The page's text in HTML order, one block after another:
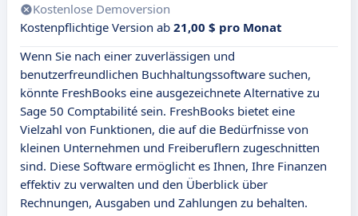
Kostenlose Demoversion
Kostenpflichtige Version ab 21,00 $ pro Monat
Wenn Sie nach einer zuverlässigen und
benutzerfreundlichen Buchhaltungssoftware suchen,
könnte FreshBooks eine ausgezeichnete Alternative zu
Sage 50 Comptabilité sein. FreshBooks bietet eine
Vielzahl von Funktionen, die auf die Bedürfnisse von
kleinen Unternehmen und Freiberuflern zugeschnitten
sind. Diese Software ermöglicht es Ihnen, Ihre Finanzen
effektiv zu verwalten und den Überblick über
Rechnungen, Ausgaben und Zahlungen zu behalten.